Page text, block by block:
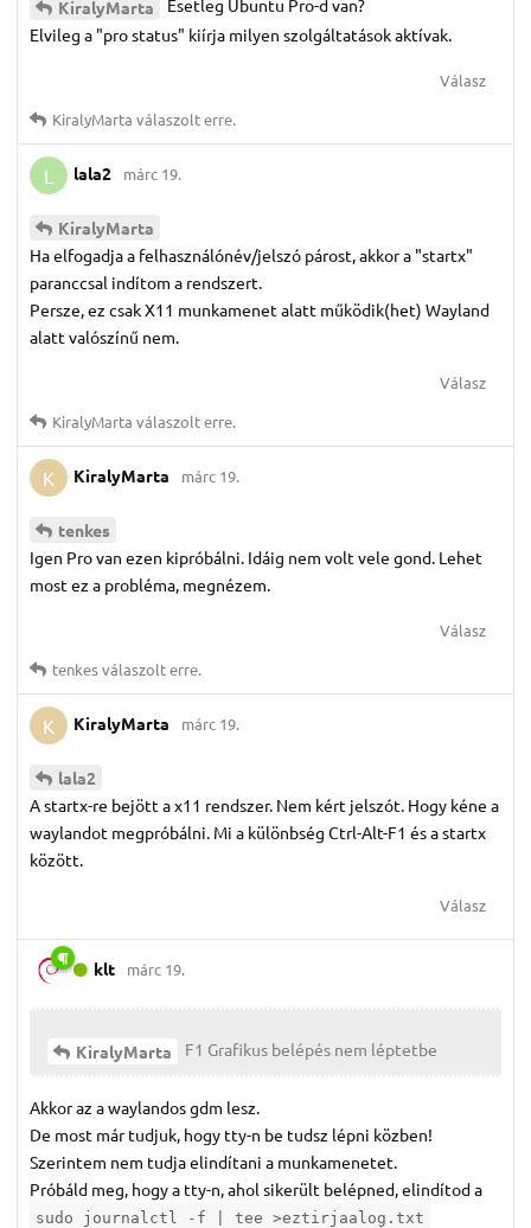
KiralyMarta
Esetleg Ubuntu Pro-d van?
Elvileg a "pro status" kiírja milyen szolgáltatások aktívak.
Válasz
KiralyMarta válaszolt erre.
L lala2 márc 19.
KiralyMarta
Ha elfogadja a felhasználónév/jelszó párost, akkor a "startx"
paranccsal indítom a rendszert.
Persze, ez csak X11 munkamenet alatt működik(het) Wayland
alatt valószínű nem.
Válasz
KiralyMarta válaszolt erre.
K KiralyMarta márc 19.
tenkes
Igen Pro van ezen kipróbálni. Idáig nem volt vele gond. Lehet
most ez a probléma, megnézem.
Válasz
tenkesválaszolt erre.
K KiralyMarta márc 19.
lala2
A startx-re bejött a x11 rendszer. Nem kért jelszót. Hogy kéne a
waylandot megpróbálni. Mi a különbség Ctrl-Alt-F1 és a startx
között.
Válasz
klt márc 19.
KiralyMarta F1 Grafikus belépés nem léptetbe
Akkor az a waylandos gdm lesz.
De most már tudjuk, hogy tty-n be tudsz lépni közben!
Szerintem nem tudja elindítani a munkamenetet.
Próbáld meg, hogy a tty-n, ahol sikerült belépned, elindítod a
sudo journalctl -f | tee >eztirjaalog.txt